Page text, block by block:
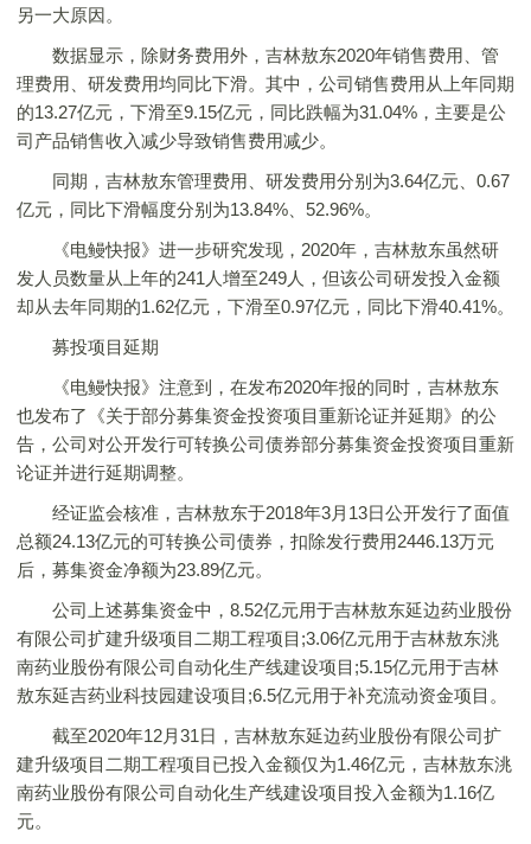
另一大原因。
数据显示，除财务费用外，吉林敖东2020年销售费用、管
理费用、研发费用均同比下滑。其中，公司销售费用从上年同期
的13.27亿元，下滑至9.15亿元，同比跌幅为31.04%，主要是公
司产品销售收入减少导致销售费用减少。
同期，吉林敖东管理费用、研发费用分别为3.64亿元、0.67
亿元，同比下滑幅度分别为13.84%、52.96%。
《电鳗快报》进一步研究发现，2020年，吉林敖东虽然研
发人员数量从上年的241人增至249人，但该公司研发投入金额
却从去年同期的1.62亿元，下滑至0.97亿元，同比下滑40.41%。
募投项目延期
《电鳗快报》注意到，在发布2020年报的同时，吉林敖东
也发布了《关于部分募集资金投资项目重新论证并延期》的公
告，公司对公开发行可转换公司债券部分募集资金投资项目重新
论证并进行延期调整。
经证监会核准，吉林敖东于2018年3月13日公开发行了面值
总额24.13亿元的可转换公司债券，扣除发行费用2446.13万元
后，募集资金净额为23.89亿元。
公司上述募集资金中，8.52亿元用于吉林敖东延边药业股份
有限公司扩建升级项目二期工程项目;3.06亿元用于吉林敖东洮
南药业股份有限公司自动化生产线建设项目;5.15亿元用于吉林
敖东延吉药业科技园建设项目;6.5亿元用于补充流动资金项目。
截至2020年12月31日，吉林敖东延边药业股份有限公司扩
建升级项目二期工程项目已投入金额仅为1.46亿元，吉林敖东洮
南药业股份有限公司自动化生产线建设项目投入金额为1.16亿
元。